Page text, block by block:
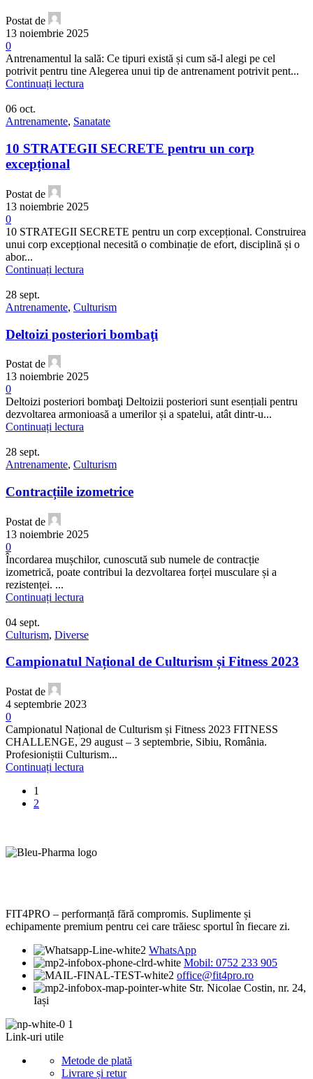
Postat de
13 noiembrie 2025
0
Antrenamentul la sală: Ce tipuri există și cum să-l alegi pe cel
potrivit pentru tine Alegerea unui tip de antrenament potrivit pent...
Continuați lectura
06 oct.
Antrenamente, Sanatate
10 STRATEGII SECRETE pentru un corp
excepțional
Postat de
13 noiembrie 2025
0
10 STRATEGII SECRETE pentru un corp excepțional. Construirea
unui corp excepțional necesită o combinație de efort, disciplină și o
abor...
Continuați lectura
28 sept.
Antrenamente, Culturism
Deltoizi posteriori bombaţi
Postat de
13 noiembrie 2025
0
Deltoizi posteriori bombaţi Deltoizii posteriori sunt esențiali pentru
dezvoltarea armonioasă a umerilor și a spatelui, atât dintr-u...
Continuați lectura
28 sept.
Antrenamente, Culturism
Contracțiile izometrice
Postat de
13 noiembrie 2025
0
Încordarea mușchilor, cunoscută sub numele de contracție
izometrică, poate contribui la dezvoltarea forței musculare și a
rezistenței. ...
Continuați lectura
04 sept.
Culturism, Diverse
Campionatul Național de Culturism și Fitness 2023
Postat de
4 septembrie 2023
0
Campionatul Național de Culturism și Fitness 2023 FITNESS
CHALLENGE, 29 august – 3 septembrie, Sibiu, România.
Profesioniștii Culturism...
Continuați lectura
1
2
FIT4PRO – performanță fără compromis. Suplimente și
echipamente premium pentru cei care trăiesc sportul în fiecare zi.
WhatsApp
Mobil: 0752 233 905
office@fit4pro.ro
Str. Nicolae Costin, nr. 24,
Iași
Link-uri utile
Metode de plată
Livrare și retur